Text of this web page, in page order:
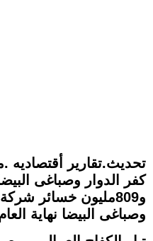
تحديث.تقارير أقتصاديه
و809مليون خسائر
وصباغى البيضا نهاية العام المالى